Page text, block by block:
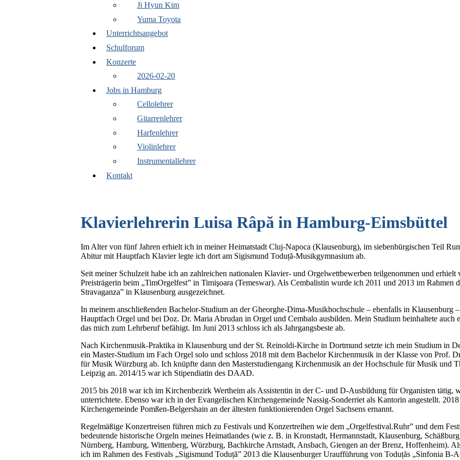
Ji Hyun Kim
Yuma Toyota
Unterrichtsangebot
Schulforum
Konzerte
2026-02-20
Jobs in Hamburg
Cellolehrer
Gitarrenlehrer
Harfenlehrer
Violinlehrer
Instrumentallehrer
Kontakt
Klavierlehrerin Luisa Râpă in Hamburg-Eimsbüttel
Im Alter von fünf Jahren erhielt ich in meiner Heimatstadt Cluj-Napoca (Klausenburg), im siebenbürgischen Teil
Abitur mit Hauptfach Klavier legte ich dort am Sigismund Toduță-Musikgymnasium ab.
Seit meiner Schulzeit habe ich an zahlreichen nationalen Klavier- und Orgelwettbewerben teilgenommen und
Preisträgerin beim „TimOrgelfest” in Timişoara (Temeswar). Als Cembalistin wurde ich 2011 und 2013 im Rahmen
Stravaganza” in Klausenburg ausgezeichnet.
In meinem anschließenden Bachelor-Studium an der Gheorghe-Dima-Musikhochschule – ebenfalls in
Hauptfach Orgel und bei Doz. Dr. Maria Abrudan in Orgel und Cembalo ausbilden. Mein Studium beinhaltete auch
das mich zum Lehrberuf befähigt. Im Juni 2013 schloss ich als Jahrgangsbeste ab.
Nach Kirchenmusik-Praktika in Klausenburg und der St. Reinoldi-Kirche in Dortmund setzte ich mein Studium in
ein Master-Studium im Fach Orgel solo und schloss 2018 mit dem Bachelor Kirchenmusik in der Klasse von Prof.
für Musik Würzburg ab. Ich knüpfte dann den Masterstudiengang Kirchenmusik an der Hochschule für Musik und
Leipzig an. 2014/15 war ich Stipendiatin des DAAD.
2015 bis 2018 war ich im Kirchenbezirk Wertheim als Assistentin in der C- und D-Ausbildung für Organisten tätig,
unterrichtete. Ebenso war ich in der Evangelischen Kirchengemeinde Nassig-Sonderriet als Kantorin angestellt.
Kirchengemeinde Pomßen-Belgershain an der ältesten funktionierenden Orgel Sachsens ernannt.
Regelmäßige Konzertreisen führen mich zu Festivals und Konzertreihen wie dem „Orgelfestival.Ruhr” und dem
bedeutende historische Orgeln meines Heimatlandes (wie z. B. in Kronstadt, Hermannstadt, Klausenburg,
Nürnberg, Hamburg, Wittenberg, Würzburg, Bachkirche Arnstadt, Ansbach, Giengen an der Brenz, Hoffenheim).
ich im Rahmen des Festivals „Sigismund Toduță” 2013 die Klausenburger Uraufführung von Toduțăs „Sinfonia